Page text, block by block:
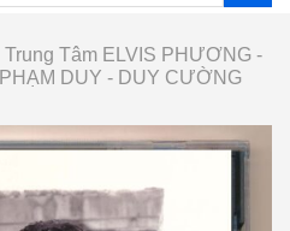
Trung Tâm ELVIS PHƯƠNG -
DUY - DUY CƯỜNG